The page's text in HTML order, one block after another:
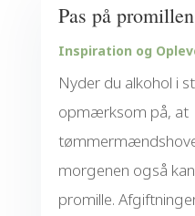
Pas på promillen
Inspiration og
Nyder du alkohol i
opmærksom på, at
morgenen også
promille.